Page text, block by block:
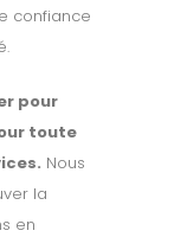
confiance
pour
toute
Nous
la
en